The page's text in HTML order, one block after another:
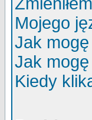
Mojego
Jak
Jak
Kiedy